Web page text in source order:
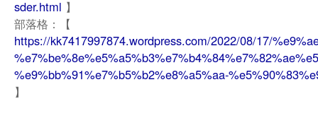
sder.html 】
部落格：【
https://kk7417997874.wordpress.com/2022/08/17/
%e9%bb%91%e7%b5%b2%e8%a5%aa-
】